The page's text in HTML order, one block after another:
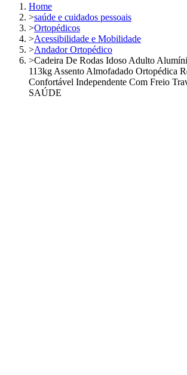
Home
>saúde e cuidados pessoais
>Ortopédicos
>Acessibilidade e Mobilidade
>Andador Ortopédico
>Cadeira De Rodas Idoso Adulto
113kg Assento Almofadado Ortopédica
Confortável Independente Com Freio
SAÚDE